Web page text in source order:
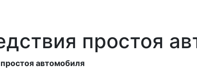
простоя
автомобиля